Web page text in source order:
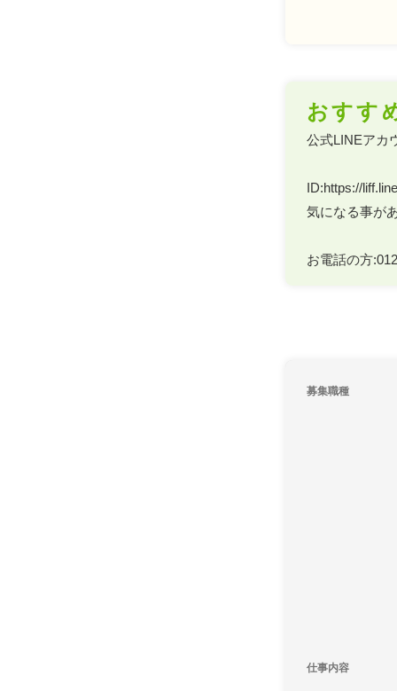
おすす
公式LINEアカ
ID:https://
気になる事が
お電話の方
募集職種
仕事内容